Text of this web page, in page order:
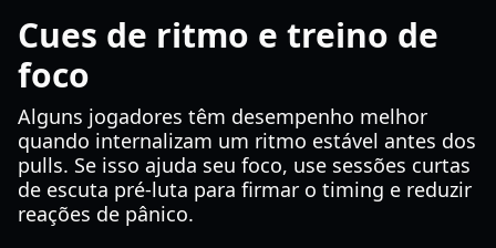
Cues de ritmo e treino de
foco
Alguns jogadores têm desempenho melhor
quando internalizam um ritmo estável antes dos
pulls. Se isso ajuda seu foco, use sessões curtas
de escuta pré-luta para firmar o timing e reduzir
reações de pânico.